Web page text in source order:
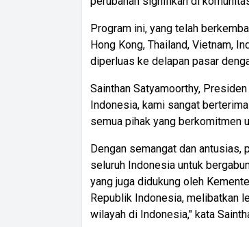
Program ini, yang telah
Hong Kong, Thailand, Vietnam,
diperluas ke delapan pasar
Sainthan Satyamoorthy,
Indonesia, kami sangat
semua pihak yang berkomitmen
Dengan semangat dan antusias,
seluruh Indonesia untuk
yang juga didukung oleh
Republik Indonesia, melibatkan
wilayah di Indonesia," kata